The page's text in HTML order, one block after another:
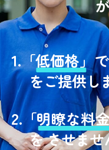
1.「低価格」
をご提供し
2.「明瞭な料
を させませ